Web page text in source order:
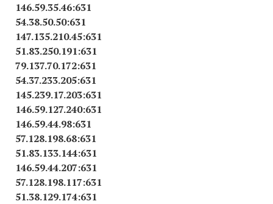
146.59.35.46:631
54.38.50.50:631
147.135.210.45:631
51.83.250.191:631
79.137.70.172:631
54.37.233.205:631
145.239.17.203:631
146.59.127.240:631
146.59.44.98:631
57.128.198.68:631
51.83.133.144:631
146.59.44.207:631
57.128.198.117:631
51.38.129.174:631